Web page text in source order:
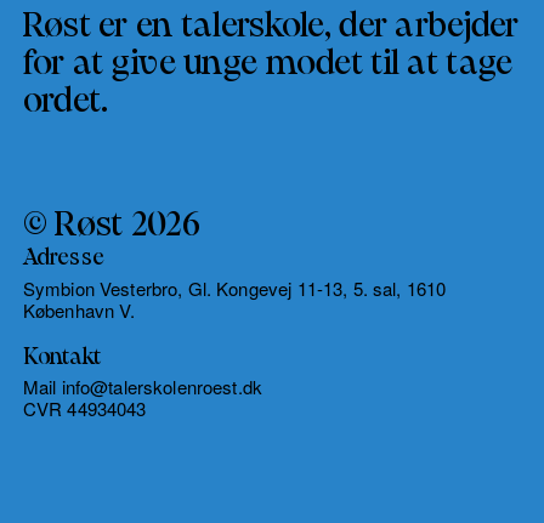
Røst er en talerskole, der arbejder
for at give unge modet til at tage
ordet.
© Røst 2026
Adresse
Symbion Vesterbro, Gl. Kongevej 11-13, 5. sal, 1610
København V.
Kontakt
Mail info@talerskolenroest.dk
CVR 44934043